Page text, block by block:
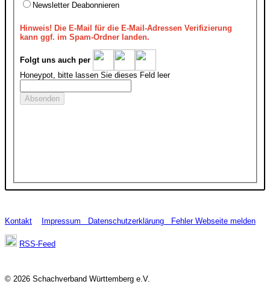
Newsletter Deabonnieren
Hinweis! Die E-Mail für die E-Mail-Adressen Verifizierung
kann ggf. im Spam-Ordner landen.
Folgt uns auch per
Honeypot, bitte lassen Sie dieses Feld leer
Kontakt Impressum Datenschutzerklärung Fehler Webseite melden
RSS-Feed
© 2026 Schachverband Württemberg e.V.